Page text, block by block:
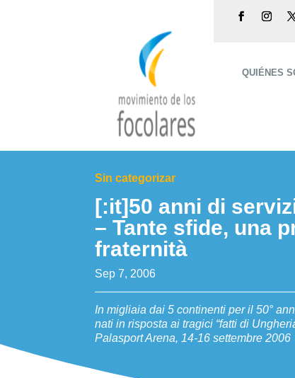
QUIÉNES
Sin categorizar
[:it]50 anni di
– Tante sfide, una
fraternità
Sep 7, 2006
In migliaia dai 5 continenti per il 50°
nati in risposta ai tragici “fatti di
Palasport Arena, 14-16 settembre 2006